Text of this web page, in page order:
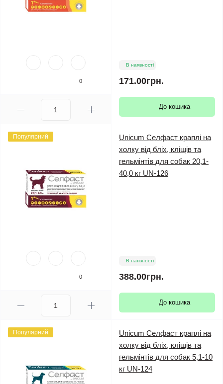
0
В наявності
171.00грн.
До кошика
Популярний
0
Unicum Селфаст краплі на
холку від бліх, кліщів та
гельмінтів для собак 20,1-
40,0 кг UN-126
В наявності
388.00грн.
До кошика
Популярний
Unicum Селфаст краплі на
холку від бліх, кліщів та
гельмінтів для собак 5,1-10
кг UN-124